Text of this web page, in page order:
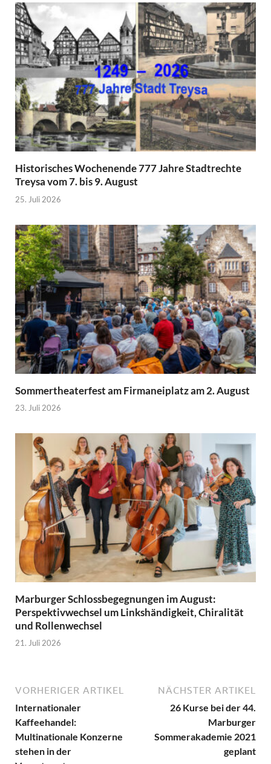
Historisches Wochenende 777 Jahre Stadtrechte
Treysa vom 7. bis 9. August
25. Juli 2026
Sommertheaterfest am Firmaneiplatz am 2. August
23. Juli 2026
Marburger Schlossbegegnungen im August:
Perspektivwechsel um Linkshändigkeit, Chiralität
und Rollenwechsel
21. Juli 2026
VORHERIGER ARTIKEL
Internationaler
Kaffeehandel:
Multinationale Konzerne
stehen in der
NÄCHSTER ARTIKEL
26 Kurse bei der 44.
Marburger
Sommerakademie 2021
geplant